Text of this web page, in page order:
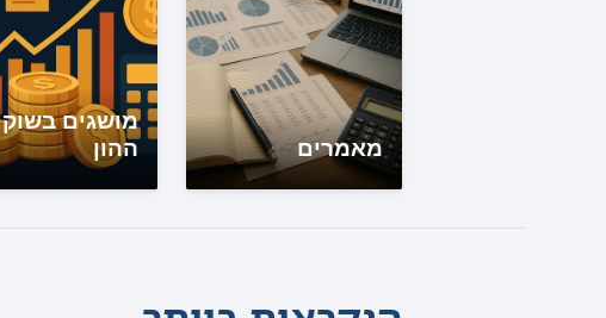
מאמרים
מושגים בשוק
ההון